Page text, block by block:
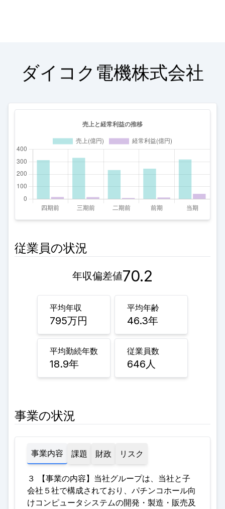
ダイコク電機株式会社
従業員の状況
年収偏差値70.2
平均年収
795万円
平均年齢
46.3年
平均勤続年数
18.9年
従業員数
646人
事業の状況
事業内容 課題 財政 リスク
３ 【事業の内容】当社グループは、当社と子
会社５社で構成されており、パチンコホール向
けコンピュータシステムの開発・製造・販売及